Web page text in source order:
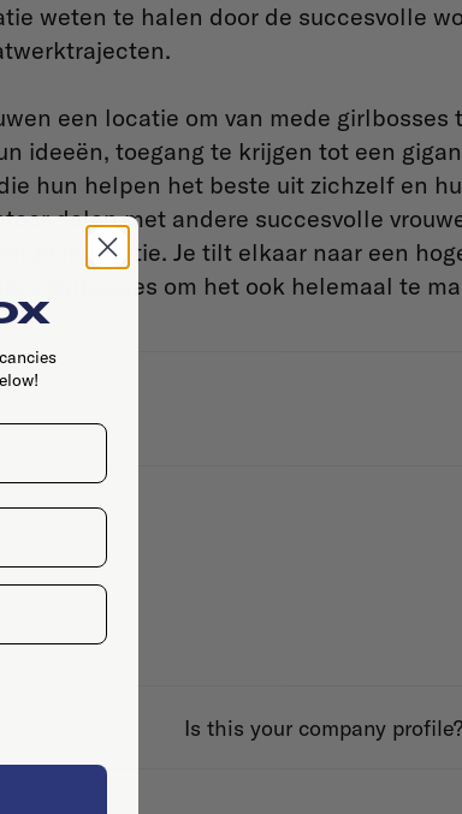
weten te halen door de succesvolle
een locatie om van mede girlbosses
ideeën, toegang te krijgen tot een
hun helpen het beste uit zichzelf en
delen met andere succesvolle
motivatie. Je tilt elkaar naar een
girlbosses om het ook helemaal te
Is this your company profile?